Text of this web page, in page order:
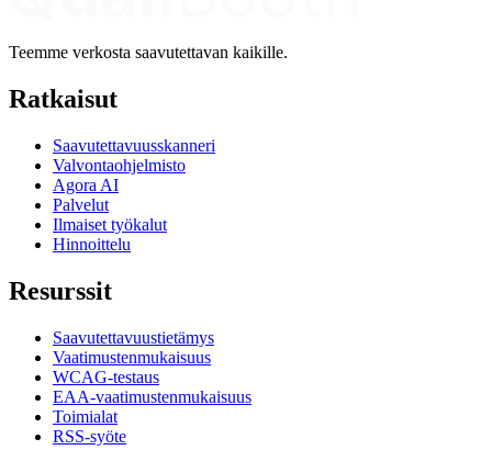
Teemme verkosta saavutettavan kaikille.
Ratkaisut
Saavutettavuusskanneri
Valvontaohjelmisto
Agora AI
Palvelut
Ilmaiset työkalut
Hinnoittelu
Resurssit
Saavutettavuustietämys
Vaatimustenmukaisuus
WCAG-testaus
EAA-vaatimustenmukaisuus
Toimialat
RSS-syöte